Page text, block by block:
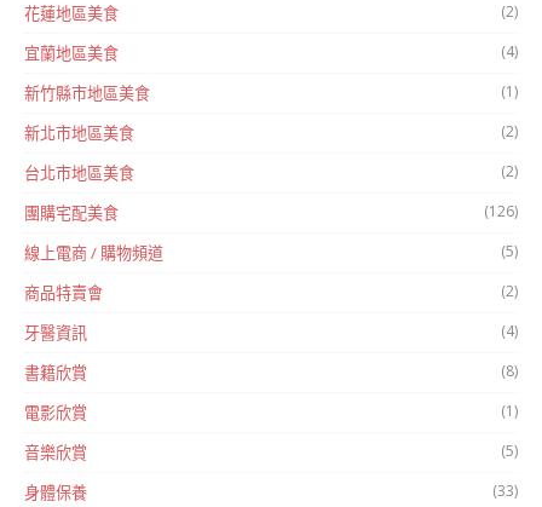
花蓮地區美食 (2)
宜蘭地區美食 (4)
新竹縣市地區美食 (1)
新北市地區美食 (2)
台北市地區美食 (2)
團購宅配美食 (126)
線上電商 / 購物頻道 (5)
商品特賣會 (2)
牙醫資訊 (4)
書籍欣賞 (8)
電影欣賞 (1)
音樂欣賞 (5)
身體保養 (33)